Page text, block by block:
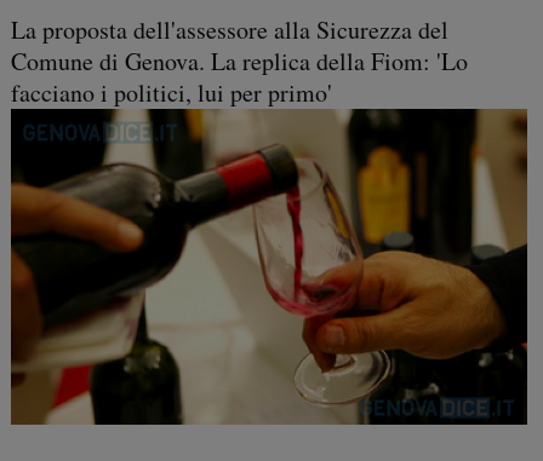
La proposta dell'assessore alla Sicurezza del
Comune di Genova. La replica della Fiom: 'Lo
facciano i politici, lui per primo'